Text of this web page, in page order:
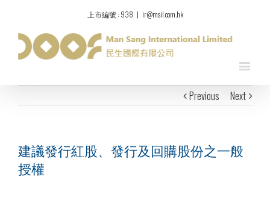
上市編號 : 938 | ir@msil.com.hk
Previous Next
建議發行紅股、發行及回購股份之一般
授權